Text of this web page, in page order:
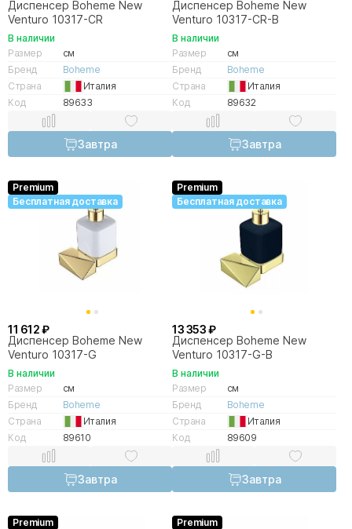
Диспенсер Boheme New
Venturo 10317-CR
В наличии
Размер
см
Бренд
Boheme
Страна
Италия
Код
89633
Завтра
Диспенсер Boheme New
Venturo 10317-CR-B
В наличии
Размер
см
Бренд
Boheme
Страна
Италия
Код
89632
Завтра
Premium
Бесплатная доставка
11 612 ₽
Диспенсер Boheme New
Venturo 10317-G
В наличии
Размер
см
Бренд
Boheme
Страна
Италия
Код
89610
Завтра
Premium
Бесплатная доставка
13 353 ₽
Диспенсер Boheme New
Venturo 10317-G-B
В наличии
Размер
см
Бренд
Boheme
Страна
Италия
Код
89609
Завтра
Premium
Premium